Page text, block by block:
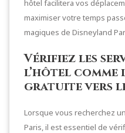
hôtel facilitera vos
maximiser votre temps
magiques de Disneyland
Vérifiez les
l’hôtel
gratuite vers
Lorsque vous recherchez
Paris, il est essentiel de